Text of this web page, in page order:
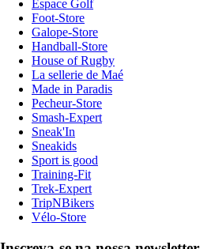
Espace Golf
Foot-Store
Galope-Store
Handball-Store
House of Rugby
La sellerie de Maé
Made in Paradis
Pecheur-Store
Smash-Expert
Sneak'In
Sneakids
Sport is good
Training-Fit
Trek-Expert
TripNBikers
Vélo-Store